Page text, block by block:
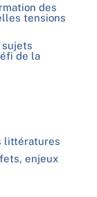
des
tensions
sujets
de la
littératures
enjeux